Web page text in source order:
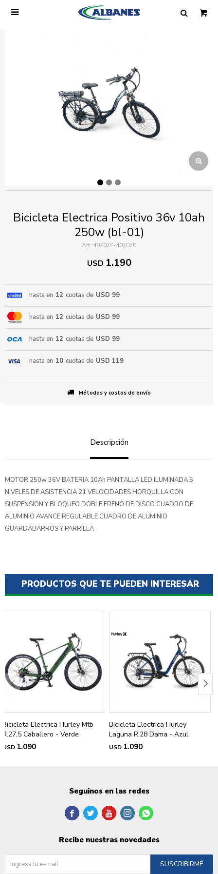

Bicicleta Electrica Positivo 36v 10ah
250w (bl-01)
407070-407070
USD 1.190
hasta en 12 cuotas de USD 99
hasta en 12 cuotas de USD 99
hasta en 12 cuotas de USD 99
hasta en 10 cuotas de USD 119
Métodos y costos de envío
Descripción
MOTOR 250w 36V BATERIA 10Ah PANTALLA LED ILUMINADA 5
NIVELES DE ASISTENCIA 21 VELOCIDADES HORQUILLA CON
SUSPENSION Y BLOQUEO DOBLE FRENO DE DISCO CUADRO DE
ALUMINIO AVANCE REGULABLE CUADRO DE ALUMINIO
GUARDABARROS Y PARRILLA
PRODUCTOS QUE TE PUEDEN INTERESAR
Bicicleta Electrica Hurley Mtb
R.27,5 Caballero - Verde
USD 1.090
Bicicleta Electrica Hurley
Laguna R.28 Dama - Azul
USD 1.090
Correo electrónico
Seguinos en las redes
    
Recibe nuestras novedades
SUSCRIBIRME